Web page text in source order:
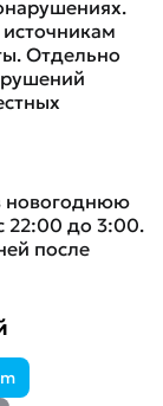
Отдельно
новогоднюю
22:00 до 3:00.
после